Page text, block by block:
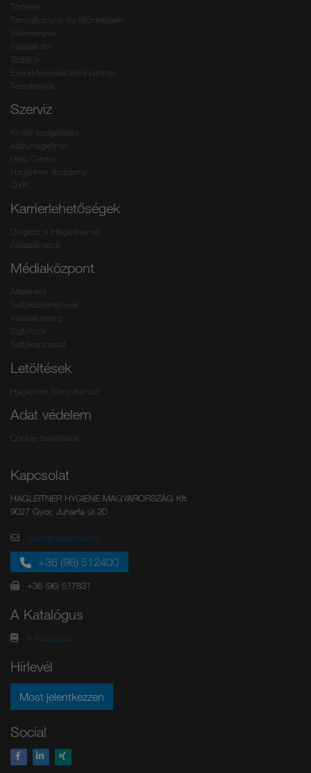
Történet
Tanúsítványok és kitűntetések
Vélemények
Vállalati film
Szállítók
Export/kereskedelmi partner
Telephelyek
Szerviz
Kiváló szolgáltatás
edibyhagleitner
Help Center
Hagleitner Academy
GYIK
Karrierlehetőségek
Dolgozz a Hagleitnernél
Állásajánlatok
Médiaközpont
Áttekintés
Sajtóközlemények
Vállalati portré
Sajtófotók
Sajtókapcsolat
Letöltések
Hagleitner Könyvtárhoz
Adat védelem
Cookie-beállítások
Kapcsolat
HAGLEITNER HYGIENE MAGYARORSZÁG Kft.
9027 Gyor, Juharfa út 20
gyor@hagleitner.hu
+36 (96) 512400
+36 (96) 517831
A Katalógus
A Katalógus
Hírlevél
Most jelentkezzen
Social